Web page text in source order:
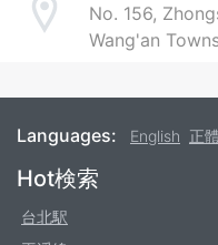
Address
No. 156,
Wang'an
Languages: English 正
Footer
Hot検索
台北駅